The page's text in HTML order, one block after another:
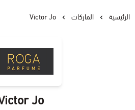
نسائيالرئيسية الماركات Victor Jo
Victor Jo